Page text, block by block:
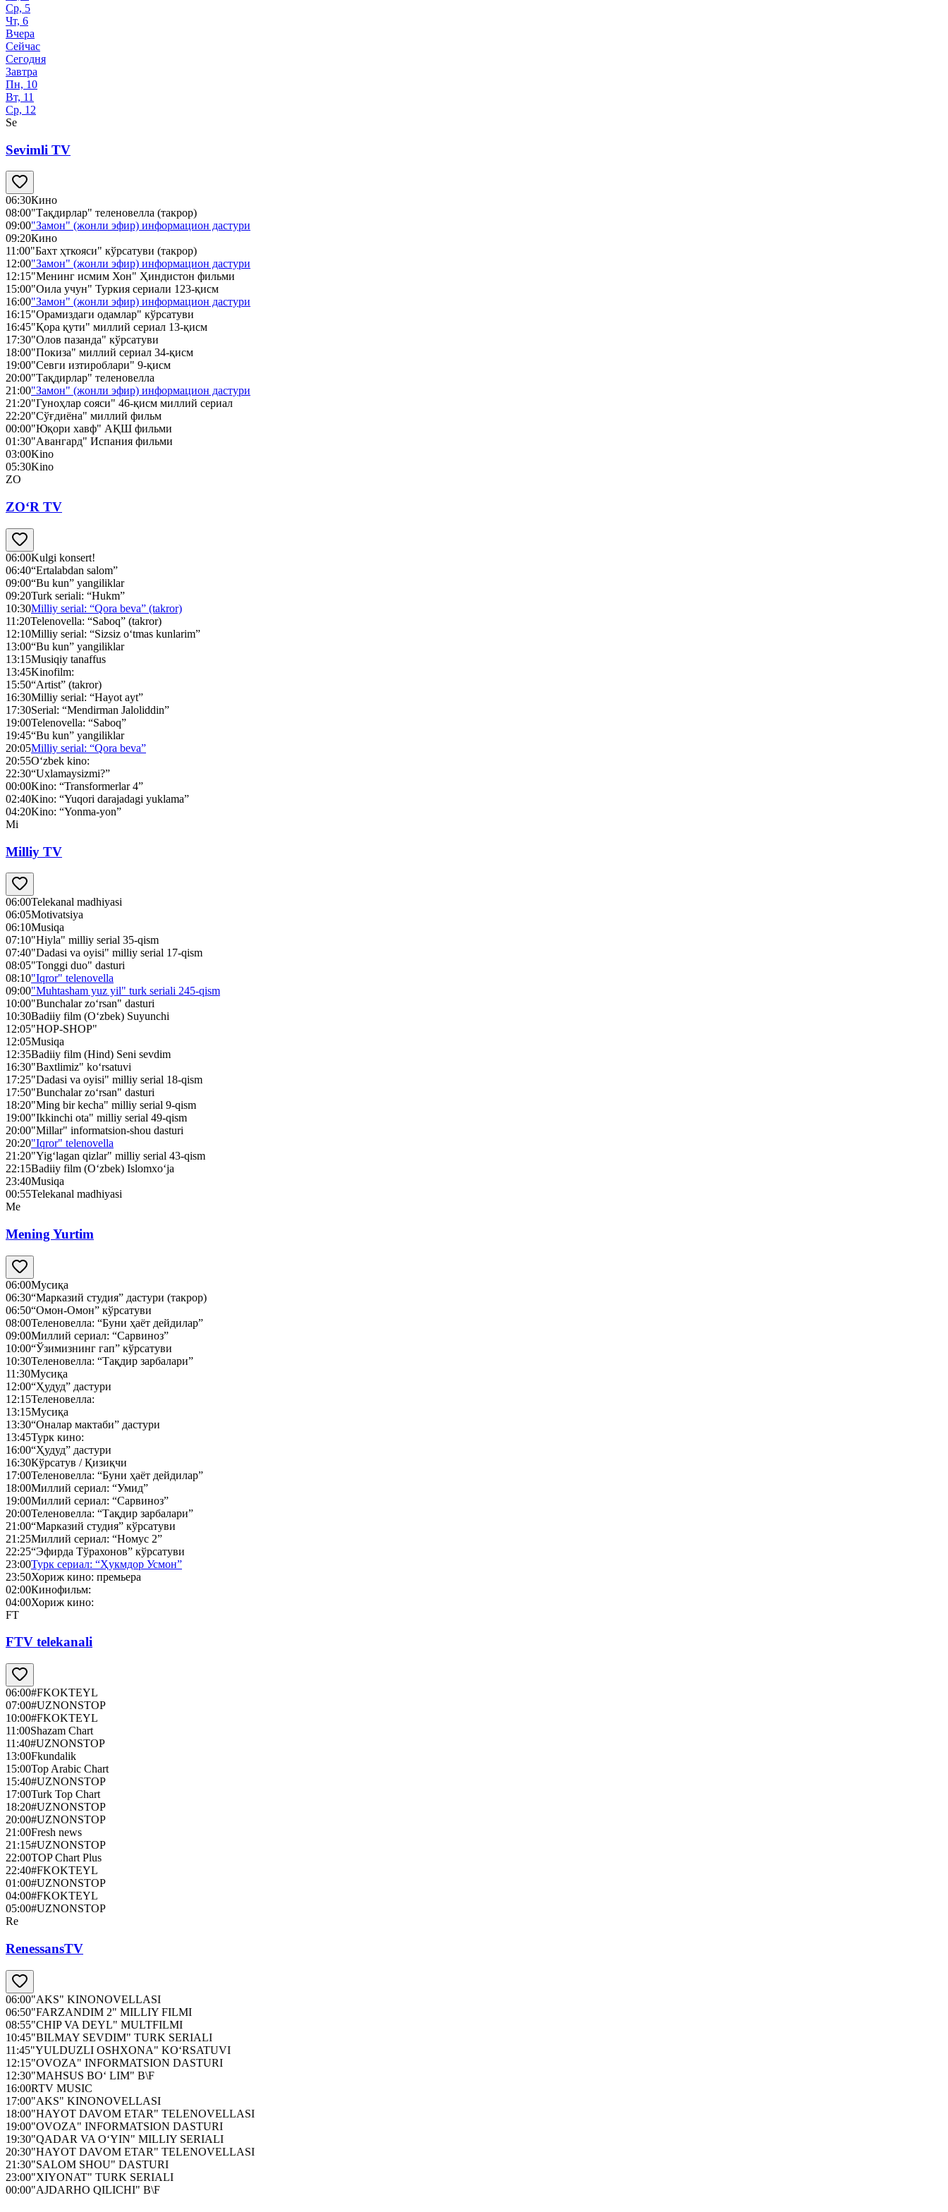
Ср, 5
Чт, 6
Вчера
Сейчас
Сегодня
Завтра
Пн, 10
Вт, 11
Ср, 12
Se
Sevimli TV
06:30Кино
08:00"Тақдирлар" теленовелла (такрор)
09:00"Замон" (жонли эфир) информацион дастури
09:20Кино
11:00"Бахт ҳткояси" кўрсатуви (такрор)
12:00"Замон" (жонли эфир) информацион дастури
12:15"Менинг исмим Хон" Ҳиндистон фильми
15:00"Оила учун" Туркия сериали 123-қисм
16:00"Замон" (жонли эфир) информацион дастури
16:15"Орамиздаги одамлар" кўрсатуви
16:45"Қора қути" миллий сериал 13-қисм
17:30"Олов пазанда" кўрсатуви
18:00"Покиза" миллий сериал 34-қисм
19:00"Севги изтироблари" 9-қисм
20:00"Тақдирлар" теленовелла
21:00"Замон" (жонли эфир) информацион дастури
21:20"Гуноҳлар сояси" 46-қисм миллий сериал
22:20"Сўғдиёна" миллий фильм
00:00"Юқори хавф" АҚШ фильми
01:30"Авангард" Испания фильми
03:00Kino
05:30Kino
ZO
ZO‘R TV
06:00Kulgi konsert!
06:40“Ertalabdan salom”
09:00“Bu kun” yangiliklar
09:20Turk seriali: “Hukm”
10:30Milliy serial: “Qora beva” (takror)
11:20Telenovella: “Saboq” (takror)
12:10Milliy serial: “Sizsiz o‘tmas kunlarim”
13:00“Bu kun” yangiliklar
13:15Musiqiy tanaffus
13:45Kinofilm:
15:50“Artist” (takror)
16:30Milliy serial: “Hayot ayt”
17:30Serial: “Mendirman Jaloliddin”
19:00Telenovella: “Saboq”
19:45“Bu kun” yangiliklar
20:05Milliy serial: “Qora beva”
20:55O‘zbek kino:
22:30“Uxlamaysizmi?”
00:00Kino: “Transformerlar 4”
02:40Kino: “Yuqori darajadagi yuklama”
04:20Kino: “Yonma-yon”
Mi
Milliy TV
06:00Telekanal madhiyasi
06:05Motivatsiya
06:10Musiqa
07:10"Hiyla" milliy serial 35-qism
07:40"Dadasi va oyisi" milliy serial 17-qism
08:05"Tonggi duo" dasturi
08:10"Iqror" telenovella
09:00"Muhtasham yuz yil" turk seriali 245-qism
10:00"Bunchalar zo‘rsan" dasturi
10:30Badiiy film (O‘zbek) Suyunchi
12:05"HOP-SHOP"
12:05Musiqa
12:35Badiiy film (Hind) Seni sevdim
16:30"Baxtlimiz" ko‘rsatuvi
17:25"Dadasi va oyisi" milliy serial 18-qism
17:50"Bunchalar zo‘rsan" dasturi
18:20"Ming bir kecha" milliy serial 9-qism
19:00"Ikkinchi ota" milliy serial 49-qism
20:00"Millar" informatsion-shou dasturi
20:20"Iqror" telenovella
21:20"Yig‘lagan qizlar" milliy serial 43-qism
22:15Badiiy film (O‘zbek) Islomxo‘ja
23:40Musiqa
00:55Telekanal madhiyasi
Me
Mening Yurtim
06:00Мусиқа
06:30“Марказий студия” дастури (такрор)
06:50“Омон-Омон” кўрсатуви
08:00Теленовелла: “Буни ҳаёт дейдилар”
09:00Миллий сериал: “Сарвиноз”
10:00“Ўзимизнинг гап” кўрсатуви
10:30Теленовелла: “Тақдир зарбалари”
11:30Мусиқа
12:00“Ҳудуд” дастури
12:15Теленовелла:
13:15Мусиқа
13:30“Оналар мактаби” дастури
13:45Турк кино:
16:00“Ҳудуд” дастури
16:30Кўрсатув / Қизиқчи
17:00Теленовелла: “Буни ҳаёт дейдилар”
18:00Миллий сериал: “Умид”
19:00Миллий сериал: “Сарвиноз”
20:00Теленовелла: “Тақдир зарбалари”
21:00“Марказий студия” кўрсатуви
21:25Миллий сериал: “Номус 2”
22:25“Эфирда Тўрахонов” кўрсатуви
23:00Турк сериал: “Ҳукмдор Усмон”
23:50Хориж кино: премьера
02:00Кинофильм:
04:00Хориж кино:
FT
FTV telekanali
06:00#FKOKTEYL
07:00#UZNONSTOP
10:00#FKOKTEYL
11:00Shazam Chart
11:40#UZNONSTOP
13:00Fkundalik
15:00Top Arabic Chart
15:40#UZNONSTOP
17:00Turk Top Chart
18:20#UZNONSTOP
20:00#UZNONSTOP
21:00Fresh news
21:15#UZNONSTOP
22:00TOP Chart Plus
22:40#FKOKTEYL
01:00#UZNONSTOP
04:00#FKOKTEYL
05:00#UZNONSTOP
Re
RenessansTV
06:00"AKS" KINONOVELLASI
06:50"FARZANDIM 2" MILLIY FILMI
08:55"CHIP VA DEYL" MULTFILMI
10:45"BILMAY SEVDIM" TURK SERIALI
11:45"YULDUZLI OSHXONA" KO‘RSATUVI
12:15"OVOZA" INFORMATSION DASTURI
12:30"MAHSUS BO‘ LIM" B\F
16:00RTV MUSIC
17:00"AKS" KINONOVELLASI
18:00"HAYOT DAVOM ETAR" TELENOVELLASI
19:00"OVOZA" INFORMATSION DASTURI
19:30"QADAR VA O‘YIN" MILLIY SERIALI
20:30"HAYOT DAVOM ETAR" TELENOVELLASI
21:30"SALOM SHOU" DASTURI
23:00"XIYONAT" TURK SERIALI
00:00"AJDARHO QILICHI" B\F